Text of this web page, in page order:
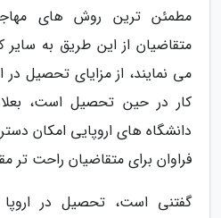
مطمئن ترین روش های
متقاضیان از این طریق به
می نمایند، از مزایای تحصیل در
کار در حین تحصیل است،
دانشگاه های اروپایی امکان
فراوان برای متقاضیان راحت تر
گفتنی است، تحصیل در اروپا